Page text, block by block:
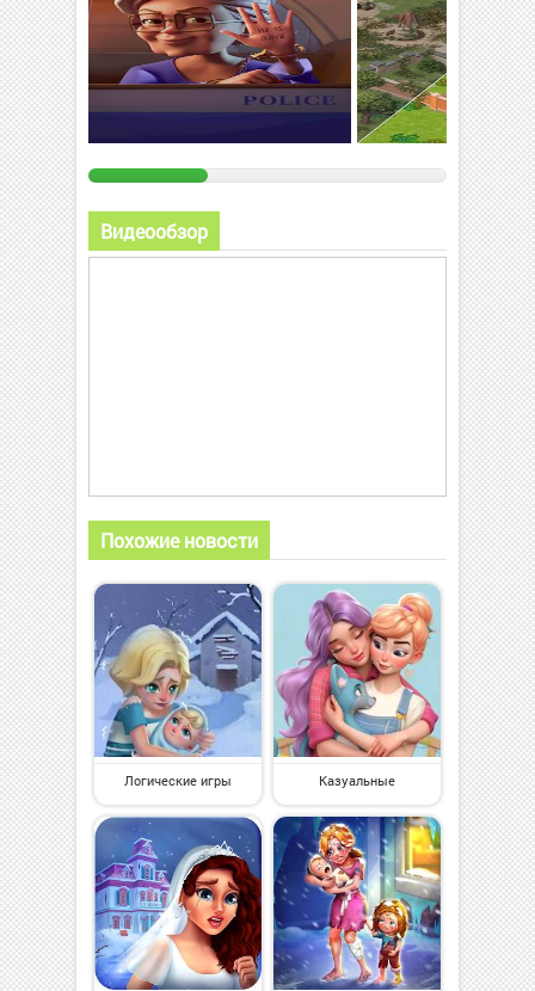
Видеообзор
Похожие новости
Логические игры Казуальные